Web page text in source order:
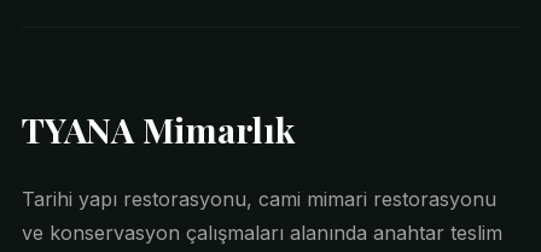
TYANA Mimarlık
Tarihi yapı restorasyonu, cami mimari restorasyonu
ve konservasyon çalışmaları alanında anahtar teslim